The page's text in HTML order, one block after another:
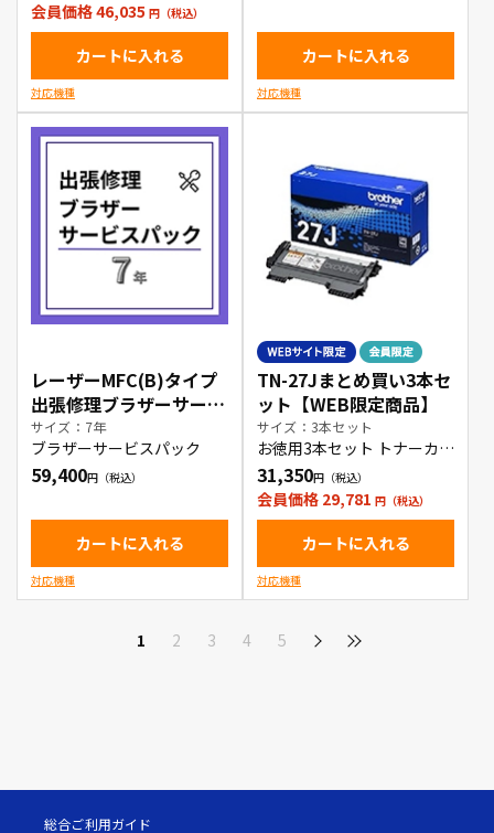
会員価格 46,035
カートに入れる
対応機種
カートに入れる
対応機種
レーザーMFC(B)タイプ
出張修理ブラザーサービ
スパック7年
サイズ：7年
ブラザーサービスパック
59,400
カートに入れる
対応機種
TN-27Jまとめ買い3本セ
ット【WEB限定商品】
サイズ：3本セット
お徳用3本セット トナーカー
トリッジ
31,350
会員価格 29,781
カートに入れる
対応機種
1 2 3 4 5
総合ご利用ガイド